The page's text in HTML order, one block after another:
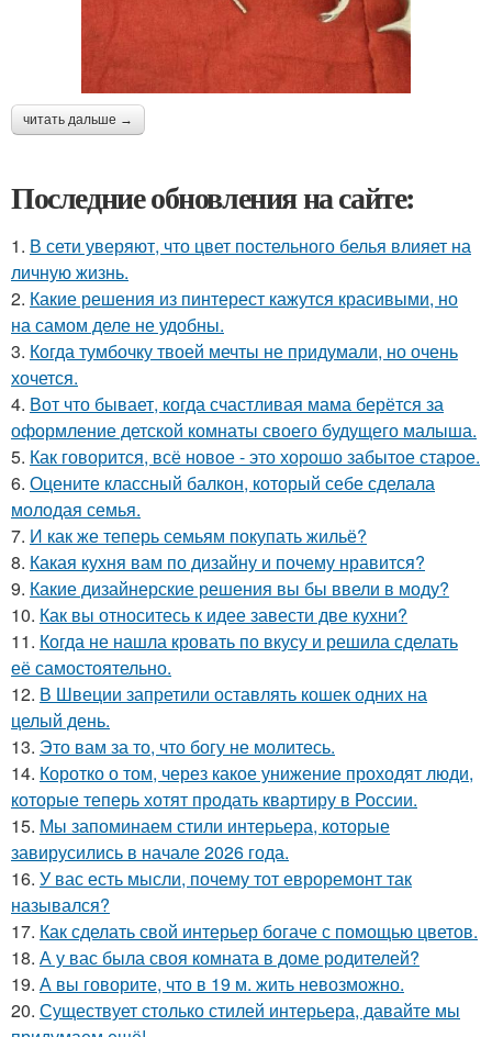
читать дальше →
Последние обновления на сайте:
1. В сети уверяют, что цвет постельного белья влияет на
личную жизнь.
2. Какие решения из пинтерест кажутся красивыми, но
на самом деле не удобны.
3. Когда тумбочку твоей мечты не придумали, но очень
хочется.
4. Вот что бывает, когда счастливая мама берётся за
оформление детской комнаты своего будущего малыша.
5. Как говорится, всё новое - это хорошо забытое старое.
6. Оцените классный балкон, который себе сделала
молодая семья.
7. И как же теперь семьям покупать жильё?
8. Какая кухня вам по дизайну и почему нравится?
9. Какие дизайнерские решения вы бы ввели в моду?
10. Как вы относитесь к идее завести две кухни?
11. Когда не нашла кровать по вкусу и решила сделать
её самостоятельно.
12. В Швеции запретили оставлять кошек одних на
целый день.
13. Это вам за то, что богу не молитесь.
14. Коротко о том, через какое унижение проходят люди,
которые теперь хотят продать квартиру в России.
15. Мы запоминаем стили интерьера, которые
завирусились в начале 2026 года.
16. У вас есть мысли, почему тот евроремонт так
назывался?
17. Как сделать свой интерьер богаче с помощью цветов.
18. А у вас была своя комната в доме родителей?
19. А вы говорите, что в 19 м. жить невозможно.
20. Существует столько стилей интерьера, давайте мы